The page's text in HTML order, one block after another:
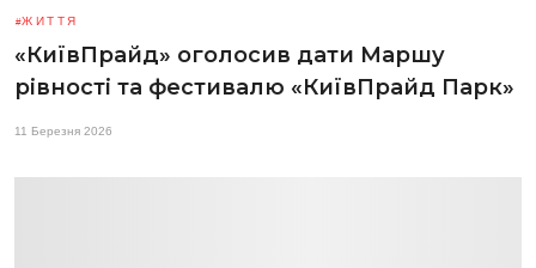
ЖИТТЯ
«КиївПрайд» оголосив дати Маршу
рівності та фестивалю «КиївПрайд Парк»
11 Березня 2026